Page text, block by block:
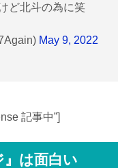
ど北斗の為に笑
May 9, 2022
記事中”]
』は面白い